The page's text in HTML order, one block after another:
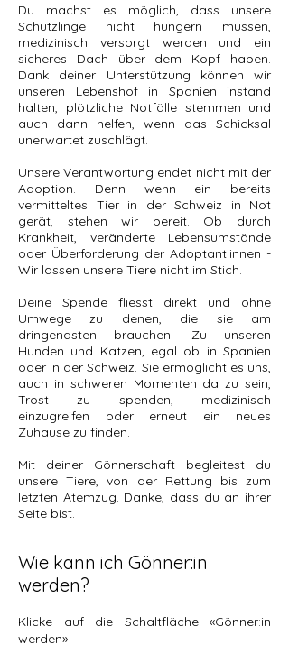
Du machst es möglich, dass unsere
Schützlinge nicht hungern müssen,
medizinisch versorgt werden und ein
sicheres Dach über dem Kopf haben.
Dank deiner Unterstützung können wir
unseren Lebenshof in Spanien instand
halten, plötzliche Notfälle stemmen und
auch dann helfen, wenn das Schicksal
unerwartet zuschlägt.
Unsere Verantwortung endet nicht mit der
Adoption. Denn wenn ein bereits
vermitteltes Tier in der Schweiz in Not
gerät, stehen wir bereit. Ob durch
Krankheit, veränderte Lebensumstände
oder Überforderung der Adoptant:innen -
Wir lassen unsere Tiere nicht im Stich.
Deine Spende fliesst direkt und ohne
Umwege zu denen, die sie am
dringendsten brauchen. Zu unseren
Hunden und Katzen, egal ob in Spanien
oder in der Schweiz. Sie ermöglicht es uns,
auch in schweren Momenten da zu sein,
Trost zu spenden, medizinisch
einzugreifen oder erneut ein neues
Zuhause zu finden.
Mit deiner Gönnerschaft begleitest du
unsere Tiere, von der Rettung bis zum
letzten Atemzug. Danke, dass du an ihrer
Seite bist.
Wie kann ich Gönner:in
werden?
Klicke auf die Schaltfläche «Gönner:in
werden»